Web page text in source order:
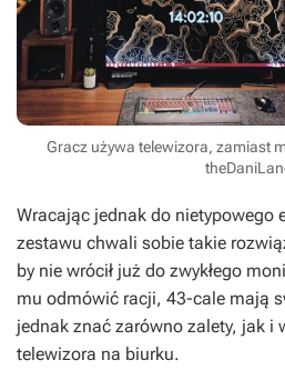
Gracz używa telewizora, zamiast
Wracając jednak do nietypowego
zestawu chwali sobie takie
by nie wrócił już do zwykłego
mu odmówić racji, 43-cale mają
jednak znać zarówno zalety, jak i
telewizora na biurku.